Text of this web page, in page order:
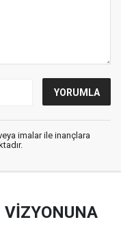
imalar ile inançlara